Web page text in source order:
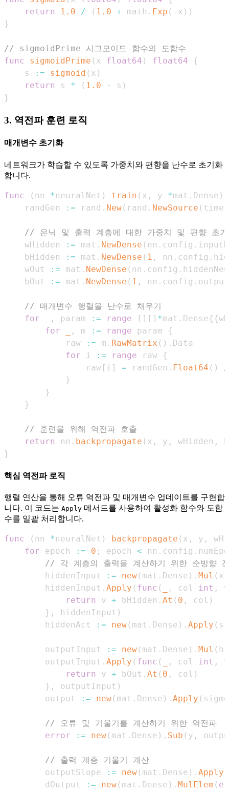
return
1.0 / ( 1.0 + math . Exp ( - x ) )
}
// sigmoidPrime 시그모이드 함수의 도함수
func
sigmoidPrime ( x float64 ) float64
{
    s
:= sigmoid ( x )
return
s * ( 1.0 - s )
}
3. 역전파 훈련 로직
매개변수 초기화
네트워크가 학습할 수 있도록 가중치와 편향을 난수로 초기화
합니다.
func ( nn *neuralNet ) train ( x , y *mat . Dense )
    randGen
:= rand . New( rand . NewSource ( time
// 은닉 및 출력 계층에 대한 가중치 및 편향 초기
    wHidden
:= mat . NewDense ( nn . config .
    bHidden
:= mat . NewDense ( 1 , nn . config .
    wOut
:= mat . NewDense ( nn . config .
    bOut
:= mat . NewDense ( 1 , nn . config .
// 매개변수 행렬을 난수로 채우기
for
, param := range [ ] [ ] *mat . Dense{ {
for
, m := range param
{
            raw
:= m . RawMatrix ( ) .
for i := range raw
{
                raw
[ i ] = randGen . Float64 ( )
}
}
}
// 훈련을 위해 역전파 호출
return
nn . backpropagate ( x , y , wHidden ,
}
핵심 역전파 로직
행렬 연산을 통해 오류 역전파 및 매개변수 업데이트를 구현합
니다. 이 코드는 Apply 메서드를 사용하여 활성화 함수와 도함
수를 일괄 처리합니다.
func ( nn *neuralNet ) backpropagate ( x , y ,
for epoch := 0 ; epoch < nn . config .
// 각 계층의 출력을 계산하기 위한 순방향
        hiddenInput
:= new( mat . Dense ) . Mul ( x
        hiddenInput
. Apply ( func ( , col int ,
return
v + bHidden . At ( 0 , col )
} , hiddenInput )
        hiddenAct
:= new( mat . Dense ) . Apply (
        outputInput
:= new( mat . Dense ) . Mul (
        outputInput
. Apply ( func ( , col int ,
return
v + bOut . At ( 0 , col )
} , outputInput )
        output
:= new( mat . Dense ) . Apply (
// 오류 및 기울기를 계산하기 위한 역전파
error
:= new( mat . Dense ) . Sub ( y ,
// 출력 계층 기울기 계산
        outputSlope
:= new( mat . Dense ) . Apply
        dOutput
:= new( mat . Dense ) . MulElem (